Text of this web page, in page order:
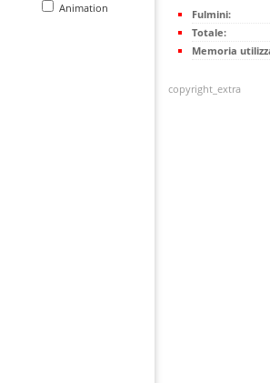
Animation Fulmini:
Totale:
Memoria
copyright_extra